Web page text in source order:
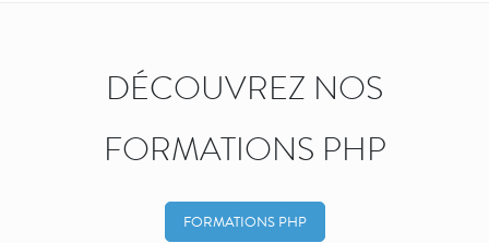
DÉCOUVREZ NOS
FORMATIONS PHP
FORMATIONS PHP